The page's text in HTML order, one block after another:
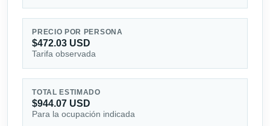
PRECIO POR PERSONA
$472.03 USD
Tarifa observada
TOTAL ESTIMADO
$944.07 USD
Para la ocupación indicada